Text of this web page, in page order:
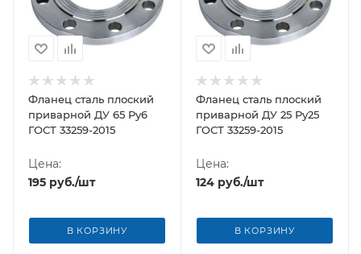
Фланец сталь плоский
приварной ДУ 65 Ру6
ГОСТ 33259-2015
Цена:
195 руб./шт
В КОРЗИНУ
Фланец сталь плоский
приварной ДУ 25 Ру25
ГОСТ 33259-2015
Цена:
124 руб./шт
В КОРЗИНУ